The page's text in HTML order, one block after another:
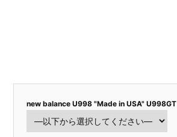
new balance U998 "Made in USA" U998GT